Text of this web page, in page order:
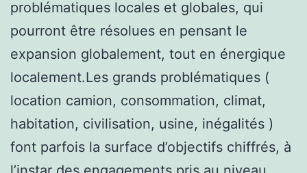
problématiques locales et globales, qui
pourront être résolues en pensant le
expansion globalement, tout en énergique
localement.Les grands problématiques (
location camion, consommation, climat,
habitation, civilisation, usine, inégalités )
font parfois la surface d’objectifs chiffrés, à